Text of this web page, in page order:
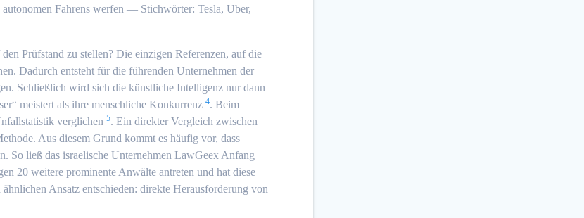
Fahrens werfen — Stichwörter: Tesla, Uber,
Prüfstand zu stellen? Die einzigen Referenzen, auf die
Dadurch entsteht für die führenden Unternehmen der
Schließlich wird sich die künstliche Intelligenz nur dann
meistert als ihre menschliche Konkurrenz 4. Beim
verglichen 5. Ein direkter Vergleich zwischen
Aus diesem Grund kommt es häufig vor, dass
So ließ das israelische Unternehmen LawGeex Anfang
20 weitere prominente Anwälte antreten und hat diese
Ansatz entschieden: direkte Herausforderung von